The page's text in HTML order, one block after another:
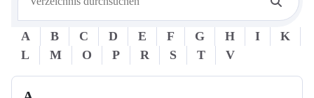
A B C D E F G H I
K
L
M O P R S T V